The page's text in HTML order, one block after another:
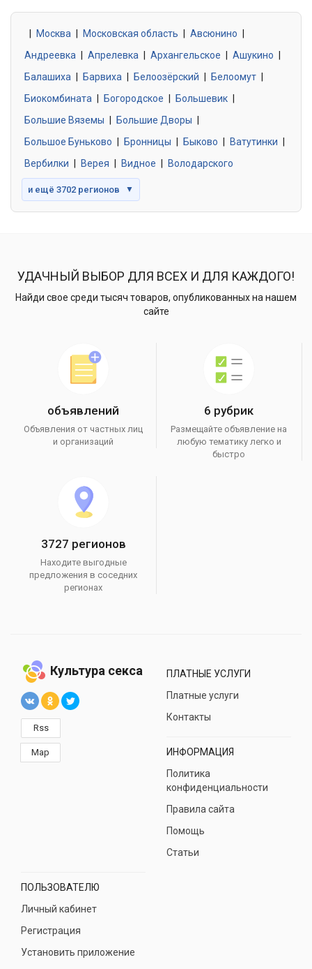
0 объявлений
Знакомства без обязательств
0 объявлений
Москва Московская область Авсюнино
Андреевка
Апрелевка Архангельское Ашукино
Балашиха
Барвиха Белоозёрский Белоомут
Биокомбината
Богородское Большевик
Большие Вяземы
Большие Дворы
Большое Буньково
Бронницы Быково Ватутинки
Вербилки
Верея Видное Володарского
и ещё 3702 регионов ▼
УДАЧНЫЙ ВЫБОР ДЛЯ ВСЕХ И ДЛЯ КАЖДОГО!
Найди свое среди тысяч товаров, опубликованных на нашем
сайте
объявлений
Объявления от частных лиц
и организаций
6 рубрик
Размещайте объявление на
любую тематику легко и
быстро
3727 регионов
Находите выгодные
предложения в соседних
регионах
Культура секса
Rss
Map
ПЛАТНЫЕ УСЛУГИ
Платные услуги
Контакты
ИНФОРМАЦИЯ
Политика
конфиденциальности
Правила сайта
Помощь
Статьи
ПОЛЬЗОВАТЕЛЮ
Личный кабинет
Регистрация
Установить приложение